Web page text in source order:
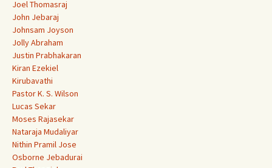
Joel Thomasraj
John Jebaraj
Johnsam Joyson
Jolly Abraham
Justin Prabhakaran
Kiran Ezekiel
Kirubavathi
Pastor K. S. Wilson
Lucas Sekar
Moses Rajasekar
Nataraja Mudaliyar
Nithin Pramil Jose
Osborne Jebadurai